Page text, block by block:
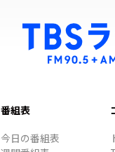
番組表
今日の番組表